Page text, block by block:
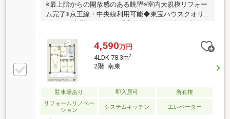
※最上階からの開放感のある眺望※室内大規模リフォー
ム完了※京王線・中央線利用可能◆東宝ハウスクオリ
安心。」正直な情報＆未来設計でサポートします１）
安心して物件検討ができるよう、良いところだけでな
く、注意点も正直にお伝えしています。２）住宅ロー
ンに関して、いくらまでの融資が可能か、いくらなら
支払いなら安心なのか、 熟練の担当者が「未来カ
レンダー」を利用してご案内します。３）東宝ハウス
ＮＥＸＴとの連携で、ご購入後も充実のサポートを。
ずっとずっとパートナーです。
4,590万円
4LDK 78.3m2
2階 南東
駐車場あり 即入居可
所有権
リフォームリノベー
ション
システムキッチン エレベーター